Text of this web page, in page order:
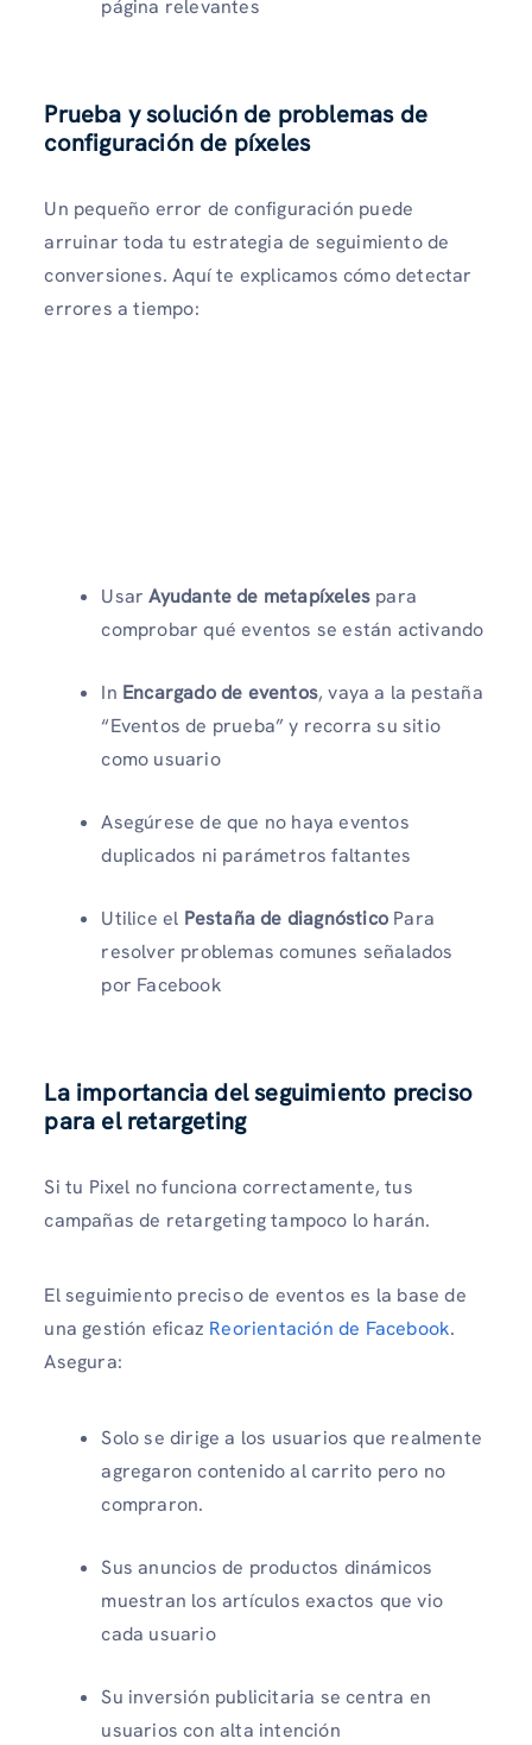
página relevantes
Prueba y solución de problemas de
configuración de píxeles
Un pequeño error de configuración puede
arruinar toda tu estrategia de seguimiento de
conversiones. Aquí te explicamos cómo detectar
errores a tiempo:
UsarAyudante de metapíxeles para
comprobar qué eventos se están activando
In Encargado de eventos, vaya a la pestaña
“Eventos de prueba” y recorra su sitio
como usuario
Asegúrese de que no haya eventos
duplicados ni parámetros faltantes
Utilice el Pestaña de diagnóstico Para
resolver problemas comunes señalados
por Facebook
La importancia del seguimiento preciso
para el retargeting
Si tu Pixel no funciona correctamente, tus
campañas de retargeting tampoco lo harán.
El seguimiento preciso de eventos es la base de
una gestión eficaz Reorientación de Facebook.
Asegura:
Solo se dirige a los usuarios que realmente
agregaron contenido al carrito pero no
compraron.
Sus anuncios de productos dinámicos
muestran los artículos exactos que vio
cada usuario
Su inversión publicitaria se centra en
usuarios con alta intención